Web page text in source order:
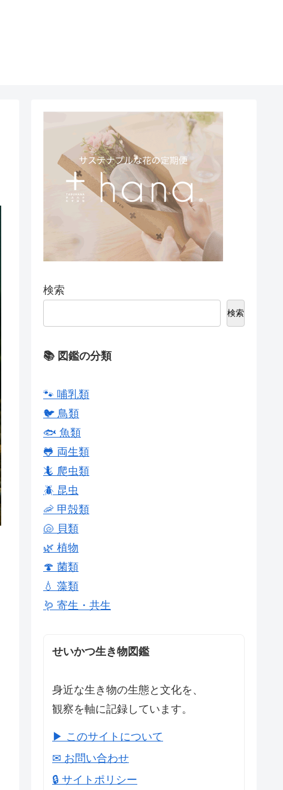
検索
検索
📚 図鑑の分類
🐾 哺乳類
🐦 鳥類
🐟 魚類
🐸 両生類
🦎 爬虫類
🪲 昆虫
🦐 甲殻類
🐚 貝類
🌿 植物
🍄 菌類
💧 藻類
🪱 寄生・共生
せいかつ生き物図鑑
身近な生き物の生態と文化を、
観察を軸に記録しています。
▶ このサイトについて
✉ お問い合わせ
🔒 サイトポリシー